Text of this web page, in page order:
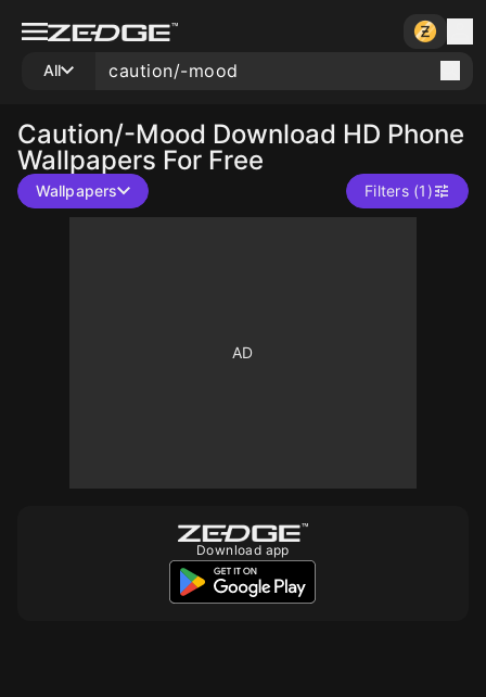
All
Caution/-Mood Download HD Phone
Wallpapers For Free
Wallpapers Filters (1)
Download app